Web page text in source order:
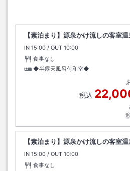
【素泊まり】源泉かけ流しの客室
IN チェックイン
15:00 / OUT チェックアウト
10:00
食事なし
◆半露天風呂付和室◆
税込
【素泊まり】源泉かけ流しの客室
IN チェックイン
15:00 / OUT チェックアウト
10:00
食事なし